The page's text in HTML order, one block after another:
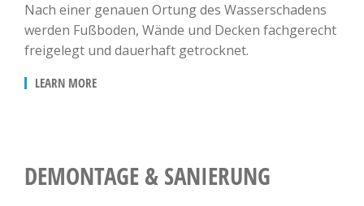
Nach einer genauen Ortung des Wasserschadens
werden Fußboden, Wände und Decken fachgerecht
freigelegt und dauerhaft getrocknet.
LEARN MORE
DEMONTAGE & SANIERUNG